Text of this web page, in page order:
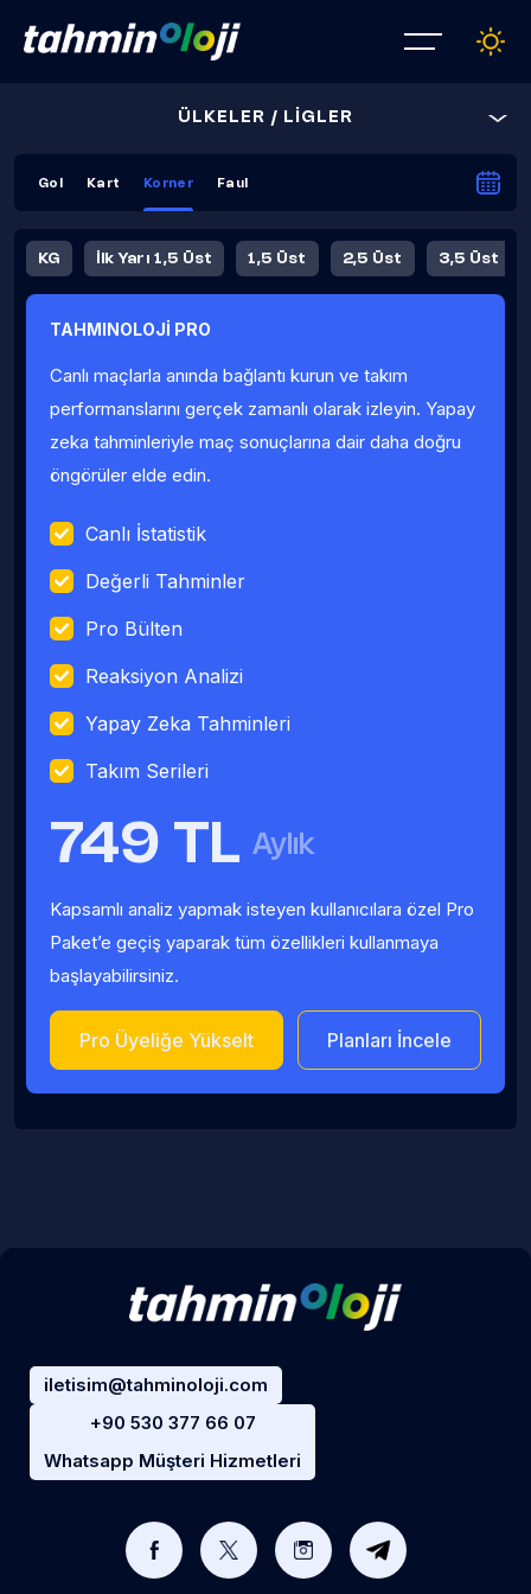
ÜLKELER / LİGLER
Gol Kart Korner Faul
KG İlk Yarı 1,5 Üst 1,5 Üst 2,5 Üst 3,5 Üst
Fauller Ortalama
TAHMINOLOJİ PRO
Canlı maçlarla anında bağlantı kurun ve takım
performanslarını gerçek zamanlı olarak izleyin. Yapay
zeka tahminleriyle maç sonuçlarına dair daha doğru
öngörüler elde edin.
Canlı İstatistik
Değerli Tahminler
Pro Bülten
Reaksiyon Analizi
Yapay Zeka Tahminleri
Takım Serileri
749 TL Aylık
Kapsamlı analiz yapmak isteyen kullanıcılara özel Pro
Paket’e geçiş yaparak tüm özellikleri kullanmaya
başlayabilirsiniz.
Pro Üyeliğe Yükselt Planları İncele
iletisim@tahminoloji.com
+90 530 377 66 07
Whatsapp Müşteri Hizmetleri